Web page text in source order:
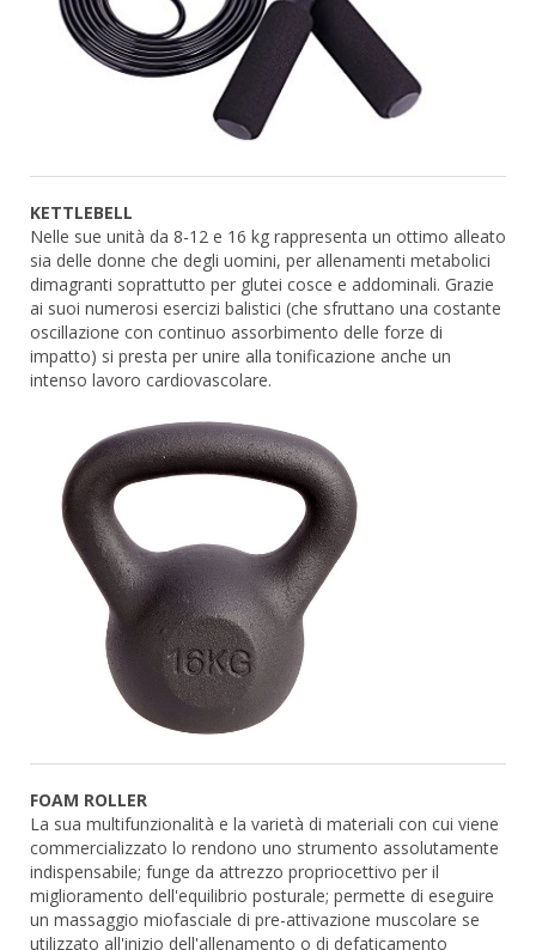
KETTLEBELL
Nelle sue unità da 8-12 e 16 kg rappresenta un ottimo alleato
sia delle donne che degli uomini, per allenamenti metabolici
dimagranti soprattutto per glutei cosce e addominali. Grazie
ai suoi numerosi esercizi balistici (che sfruttano una costante
oscillazione con continuo assorbimento delle forze di
impatto) si presta per unire alla tonificazione anche un
intenso lavoro cardiovascolare.
FOAM ROLLER
La sua multifunzionalità e la varietà di materiali con cui viene
commercializzato lo rendono uno strumento assolutamente
indispensabile; funge da attrezzo propriocettivo per il
miglioramento dell'equilibrio posturale; permette di eseguire
un massaggio miofasciale di pre-attivazione muscolare se
utilizzato all'inizio dell'allenamento o di defaticamento